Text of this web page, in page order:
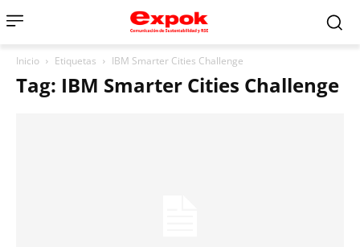
Inicio Etiquetas IBM Smarter Cities Challenge
Tag: IBM Smarter Cities Challenge